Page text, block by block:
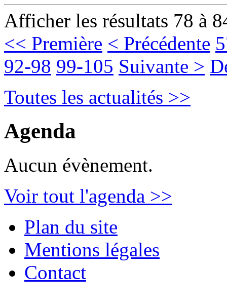
Afficher les résultats 78 à
<< Première < Précédente
92-98 99-105 Suivante >
Toutes les actualités >>
Agenda
Aucun évènement.
Voir tout l'agenda >>
Plan du site
Mentions légales
Contact